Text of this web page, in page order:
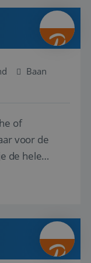
...
Baan
of
voor de
de hele
er in de
te